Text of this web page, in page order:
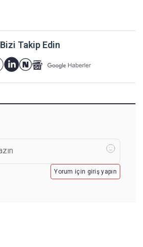
Bizi Takip Edin
Yorum için giriş yapın